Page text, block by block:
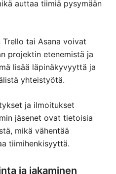
auttaa tiimiä pysymään
tai Asana voivat
projektin etenemistä ja
lisää läpinäkyvyyttä ja
yhteistyötä.
ja ilmoitukset
jäsenet ovat tietoisia
mikä vähentää
tiimihenkisyyttä.
ja jakaminen